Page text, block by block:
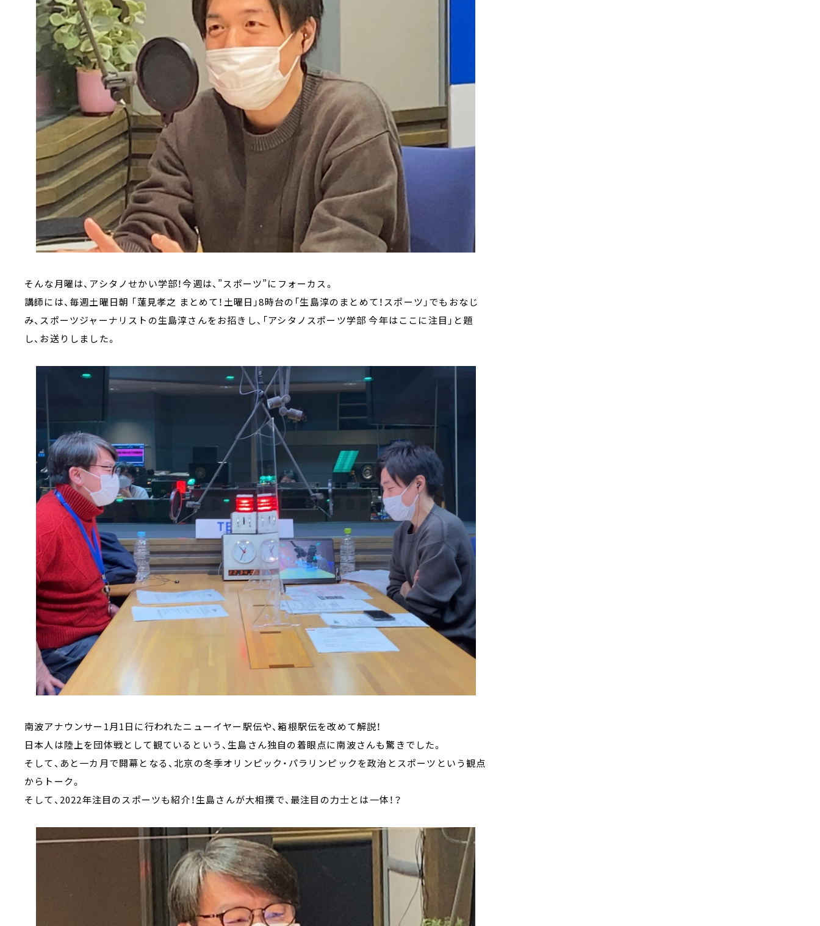
そんな月曜は、アシタノせかい学部！今週は、”スポーツ”にフォーカス。
講師には、毎週土曜日朝 「蓮見孝之 まとめて！土曜日」8時台の「生島淳のまとめて！スポーツ」でもおなじ
み、スポーツジャーナリストの生島淳さんをお招きし、「アシタノスポーツ学部 今年はここに注目」と題
し、お送りしました。
南波アナウンサー1月1日に行われたニューイヤー駅伝や、箱根駅伝を改めて解説！
日本人は陸上を団体戦として観ているという、生島さん独自の着眼点に南波さんも驚きでした。
そして、あと一カ月で開幕となる、北京の冬季オリンピック・パラリンピックを政治とスポーツという観点
からトーク。
そして、2022年注目のスポーツも紹介！生島さんが大相撲で、最注目の力士とは一体！？